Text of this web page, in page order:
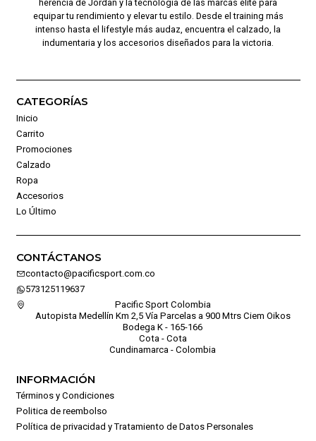
herencia de Jordan y la tecnología de las marcas élite para
equipar tu rendimiento y elevar tu estilo. Desde el training más
intenso hasta el lifestyle más audaz, encuentra el calzado, la
indumentaria y los accesorios diseñados para la victoria.
CATEGORÍAS
Inicio
Carrito
Promociones
Calzado
Ropa
Accesorios
Lo Último
CONTÁCTANOS
contacto@pacificsport.com.co
573125119637
Pacific Sport Colombia
Autopista Medellín Km 2,5 Vía Parcelas a 900 Mtrs Ciem Oikos
Bodega K - 165-166
Cota - Cota
Cundinamarca - Colombia
INFORMACIÓN
Términos y Condiciones
Politica de reembolso
Política de privacidad y Tratamiento de Datos Personales